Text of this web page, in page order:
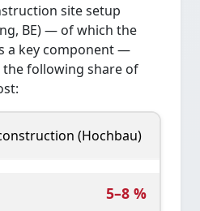
site setup
BE) — of which the
a key component —
following share of
(Hochbau)
5–8 %